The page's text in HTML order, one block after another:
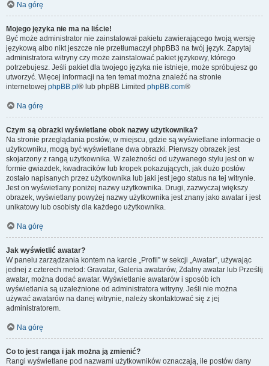
Na górę
Mojego języka nie ma na liście!
Być może administrator nie zainstalował pakietu zawierającego twoją wersję
językową albo nikt jeszcze nie przetłumaczył phpBB3 na twój język. Zapytaj
administratora witryny czy może zainstalować pakiet językowy, którego
potrzebujesz. Jeśli pakiet dla twojego języka nie istnieje, może spróbujesz go
utworzyć. Więcej informacji na ten temat można znaleźć na stronie
internetowej phpBB.pl ® lub phpBB Limited phpBB.com®
Na górę
Czym są obrazki wyświetlane obok nazwy użytkownika?
Na stronie przeglądania postów, w miejscu, gdzie są wyświetlane informacje o
użytkowniku, mogą być wyświetlane dwa obrazki. Pierwszy obrazek jest
skojarzony z rangą użytkownika. W zależności od używanego stylu jest on w
formie gwiazdek, kwadracików lub kropek pokazujących, jak dużo postów
zostało napisanych przez użytkownika lub jaki jest jego status na tej witrynie.
Jest on wyświetlany poniżej nazwy użytkownika. Drugi, zazwyczaj większy
obrazek, wyświetlany powyżej nazwy użytkownika jest znany jako awatar i jest
unikatowy lub osobisty dla każdego użytkownika.
Na górę
Jak wyświetlić awatar?
W panelu zarządzania kontem na karcie „Profil” w sekcji „Awatar”, używając
jednej z czterech metod: Gravatar, Galeria awatarów, Zdalny awatar lub Prześlij
awatar, można dodać awatar. Wyświetlanie awatarów i sposób ich
wyświetlania są uzależnione od administratora witryny. Jeśli nie można
używać awatarów na danej witrynie, należy skontaktować się z jej
administratorem.
Na górę
Co to jest ranga i jak można ją zmienić?
Rangi wyświetlane pod nazwami użytkowników oznaczają, ile postów dany